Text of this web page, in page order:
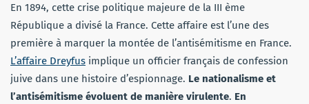
En 1894, cette crise politique majeure de la III ème
République a divisé la France. Cette affaire est l’une des
première à marquer la montée de l’antisémitisme en France.
L’affaire Dreyfus implique un officier français de confession
juive dans une histoire d’espionnage. Le nationalisme et
l’antisémitisme évoluent de manière virulente. En